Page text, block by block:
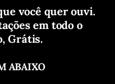
você quer ouvi.
em todo o
Grátis.
ABAIXO